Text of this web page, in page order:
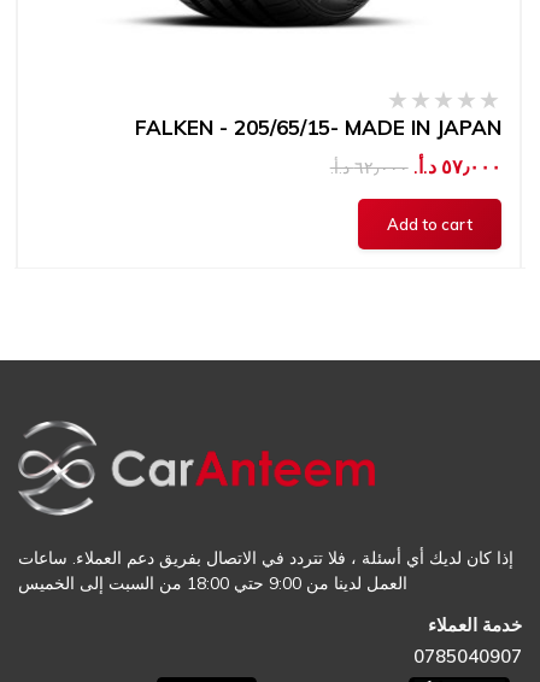
FALKEN - 205/65/15- MADE IN JAPAN
٦٢٫٠٠٠ د.أ.‏ ٥٧٫٠٠٠ د.أ.‏
إذا كان لديك أي أسئلة ، فلا تتردد في الاتصال بفريق دعم العملاء. ساعات
العمل لدينا من 9:00 حتي 18:00 من السبت إلى الخميس
خدمة العملاء
0785040907